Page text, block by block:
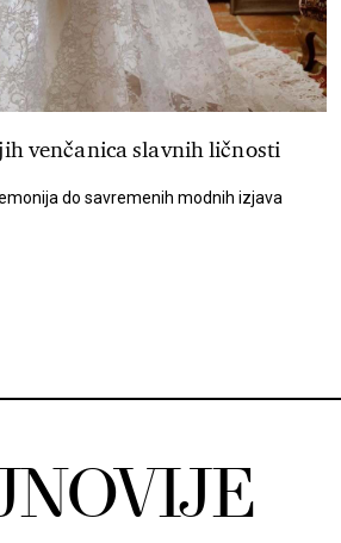
venčanica slavnih ličnosti
do savremenih modnih izjava